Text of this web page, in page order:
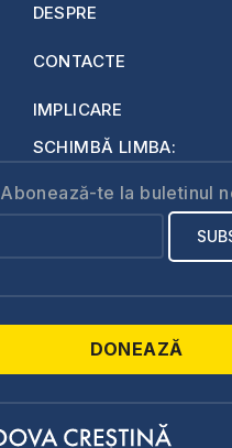
DESPRE
CONTACTE
IMPLICARE
SCHIMBĂ LIMBA:
Abonează-te la buletinul
DONEAZĂ